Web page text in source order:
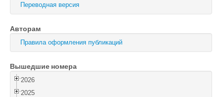
Поиск
Переводная версия
Авторам
Правила оформления публикаций
Вышедшие номера
2026
2025